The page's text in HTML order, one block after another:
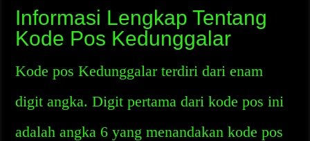
Informasi Lengkap Tentang
Kode Pos Kedunggalar
Kode pos Kedunggalar terdiri dari enam
digit angka. Digit pertama dari kode pos ini
adalah angka 6 yang menandakan kode pos